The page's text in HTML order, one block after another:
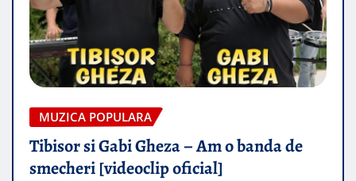
MUZICA POPULARA
Tibisor si Gabi Gheza – Am o banda de
smecheri [videoclip oficial]